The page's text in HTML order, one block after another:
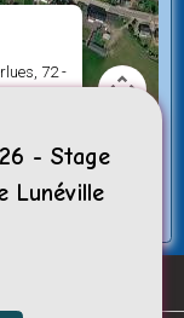
- Stage
Lunéville
72 -